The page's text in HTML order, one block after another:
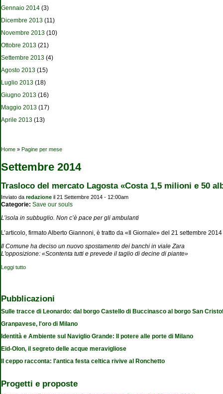
Gennaio 2014 (3)
Dicembre 2013 (11)
Novembre 2013 (10)
Ottobre 2013 (21)
Settembre 2013 (4)
Agosto 2013 (15)
Luglio 2013 (18)
Giugno 2013 (16)
Maggio 2013 (17)
Aprile 2013 (13)
Tu sei qui
Home » Pagine per mese
Settembre 2014
Trasloco del mercato Lagosta «Costa 1,5 milioni e 50
Inviato da redazione il 21 Settembre 2014 - 12:00am
Categorie: Save our souls
L’isola in subbuglio. Non c’è pace per gli ambulanti
L’articolo, firmato Alberto Giannoni, è tratto da «Il Giornale» del 21 settembre 2014
Il Comune ha deciso un nuovo spostamento dei banchi in viale Zara
L'opposizione: «Scontenta tutti e prevede il taglio di decine di piante»
Leggi tutto
Pubblicazioni
Sulle tracce di Leonardo: dal borgo Castello di Buccinasco al borgo San
Granpavese, l'oro di Milano
Identità e Ambiente sul Naviglio Grande: Il potere alle porte di Milano
Eid-Olon, il segreto delle acque meravigliose
Il ceppo racconta: l'antica festa celtica rivive al Ronchetto
Progetti e proposte